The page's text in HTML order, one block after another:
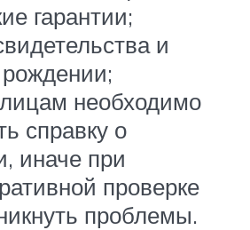
гарантии;
и
необходимо
справку о
иначе при
проверке
проблемы.